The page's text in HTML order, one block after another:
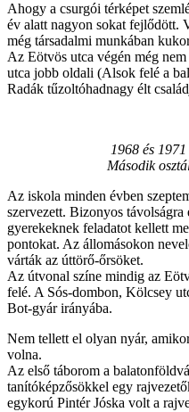
Ahogy a csurgói térképet
év alatt nagyon sokat fejlődött.
még társadalmi munkában
Az Eötvös utca végén még
utca jobb oldali (Alsok felé a
Radák tűzoltóhadnagy élt
1968 és 1971
Második osztályom az
Az iskola minden évben
szervezett. Bizonyos
gyerekeknek feladatot kellett
pontokat. Az állomásokon
várták az úttörő-őrsöket.
Az útvonal színe mindig az
felé. A Sós-dombon, Kölcsey
Bot-gyár irányába.
Nem tellett el olyan nyár,
volna.
Az első táborom a
tanítóképzősökkel egy
egykorú Pintér Jóska volt a